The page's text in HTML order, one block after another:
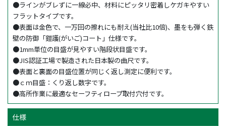
●ラインがブレずに一線必中、材料にピッタリ密着しケガキやすい
フラットタイプです。
●表面は金色で、一万回の擦れにも耐え(当社比10倍)、墨をも弾く鉄
壁の防御「鎧護(がいご)コート」仕様です。
●1mm単位の目盛が見やすい階段状目盛です。
●JIS認証工場で製造された日本製の曲尺です。
●表面と裏面の目盛位置が同じく返し測定に便利です。
●ｃｍ目盛：くり返し数字です。
●高所作業に最適なセーフティロープ取付穴付です。
仕様